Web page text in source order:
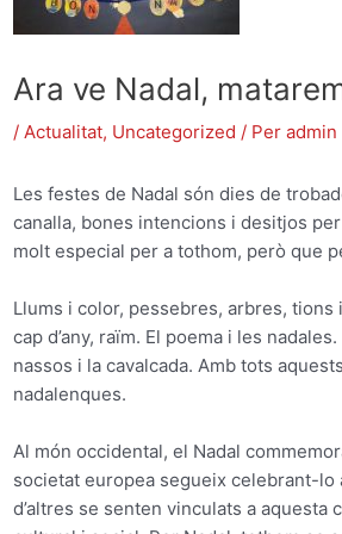
Ara ve Nadal,
/Actualitat, Uncategorized / Per admin
Les festes de Nadal són dies de
canalla, bones intencions i desitjos
molt especial per a tothom, però que
Llums i color, pessebres, arbres,
cap d’any, raïm. El poema i les
nassos i la cavalcada. Amb tots
nadalenques.
Al món occidental, el Nadal
societat europea segueix celebrant-
d’altres se senten vinculats a aquesta